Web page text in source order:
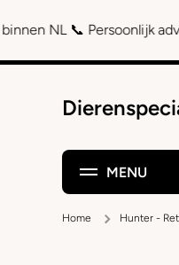
Doorgaan naar artikel
Persoonlijk advies per
MENU
Home Hunter -